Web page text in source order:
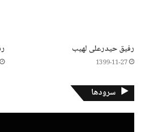
رفیق حیدرعلی لهیب
1399-11-27
سرودها